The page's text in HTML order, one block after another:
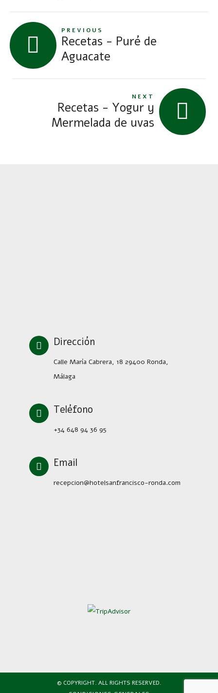
PREVIOUS
Recetas - Puré de
Aguacate
NEXT
Recetas - Yogur y
Mermelada de uvas
Dirección
Calle María Cabrera, 18 29400 Ronda,
Málaga
Teléfono
+34 648 94 36 95
Email
recepcion@hotelsanfrancisco-ronda.com
© COPYRIGHT. ALL RIGHTS RESERVED.